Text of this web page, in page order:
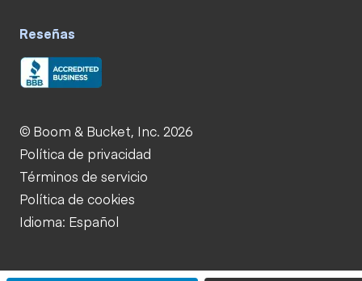
Reseñas
© Boom & Bucket, Inc. 2026
Política de privacidad
Términos de servicio
Política de cookies
Idioma: Español